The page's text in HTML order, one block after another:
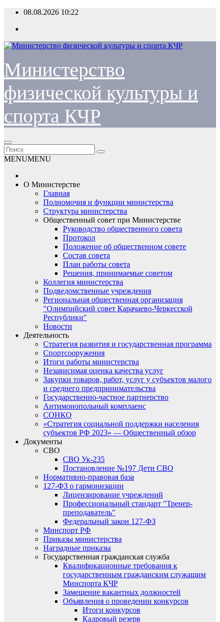
Перейти
содержимому
08.08.2026 10:22
Министерство
физической культуры и
спорта КЧР
MENUMENU
О Министерстве
Главная
Полномочия и функции министерства
Структура министерства
Общественный совет при Министерстве
Руководство общественного совета
Протокол
Положение об общественном совете
Состав совета
План работы совета
Решения, принимаемые советом
Коллегия министерства
Подведомственные учреждения
Региональная общественная организация
"Олимпийский совет Карачаево-Черкесской
Республики"
Новости
Деятельность
Стратегия развития и государственная программа
Спортсооружения
Итоги работы министерства
Независимая оценка качества услуг
Закупки товаров, работ, услуг у субъектов малого
и среднего предпринимательства
Государственно-частное партнерство
Антимонопольный комплаенс
СОНКО
«Стратегия социальной поддержки населения
субъектов РФ 2023» — Общественный обзор
Документы
СВО
СВО Ук-235
Постановление №197 Дети СВО
Нормативно-правовая база
127-ФЗ о гармонизации
Лицензирование учреждений
Профессиональный стандарт "Тренер-
преподаватель"
Федеральный закон 127-ФЗ
Минспорт РФ
Приказы министерства
Наградные приказы
Государственная гражданская служба
Квалификационные требования к
государственным гражданским служащим
Минспорта КЧР
Замещение вакантных должностей
Объявления о проведении конкурсов
Итоги конкурсов
Кадровый резерв